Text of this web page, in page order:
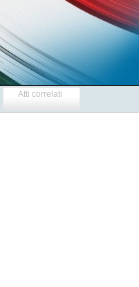
Atti correlati